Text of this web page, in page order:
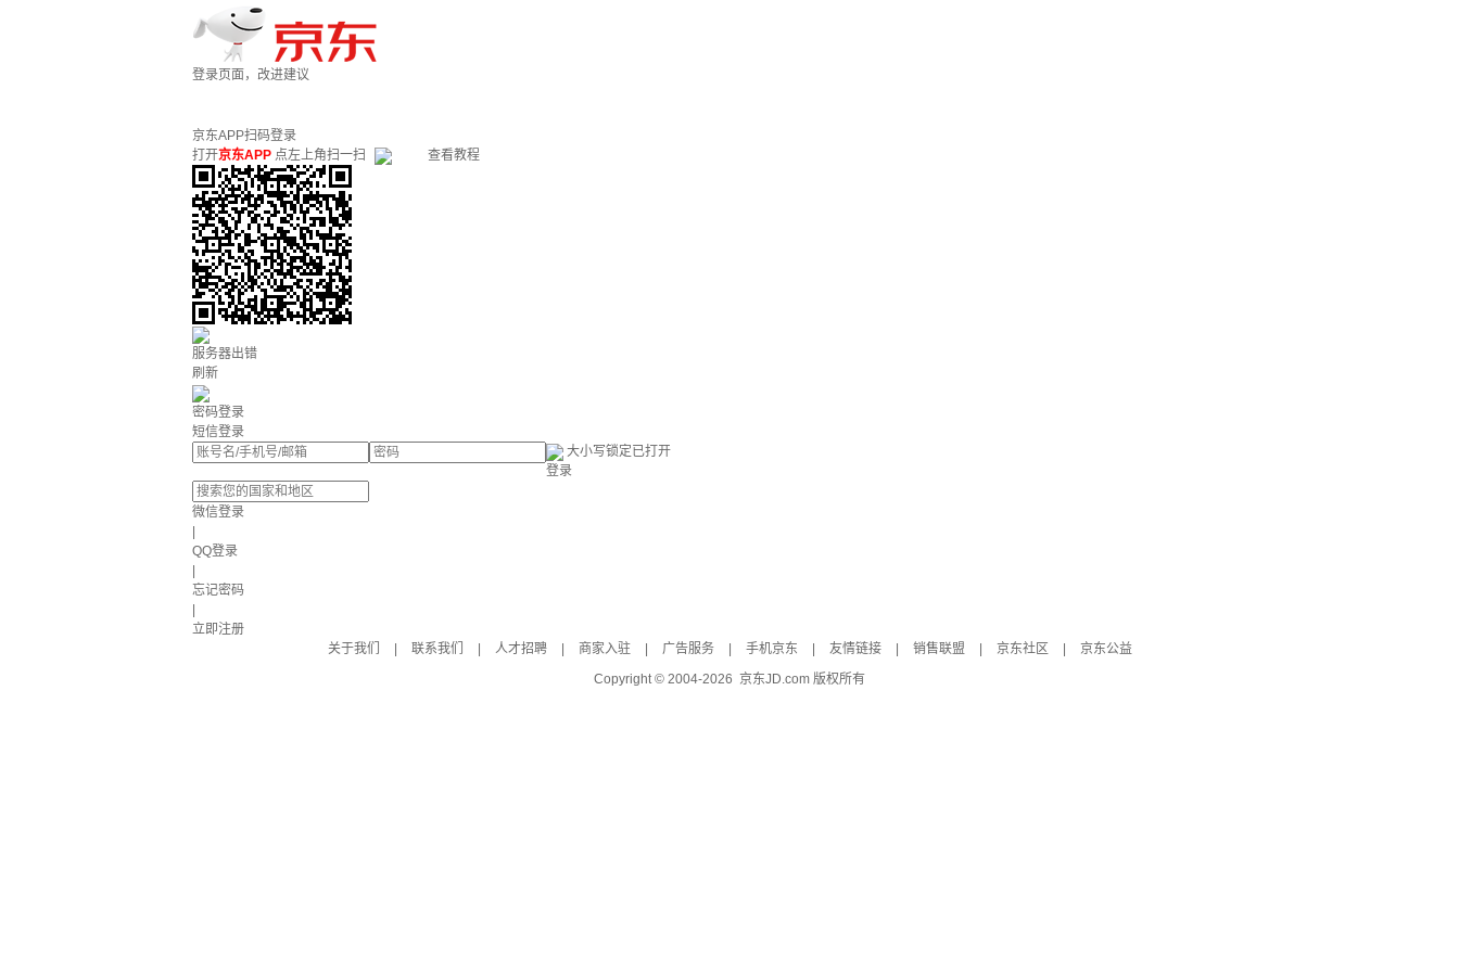
登录页面，改进建议
京东APP扫码登录
打开京东APP 点左上角扫一扫 查看教程
服务器出错
刷新
密码登录
短信登录
大小写锁定已打开
登录
微信登录
QQ登录
忘记密码
立即注册
关于我们
联系我们 人才招聘 商家入驻 广告服务 手机京东 友情链接 销售联盟 京东社区
京东公益
Copyright © 2004-2026 京东JD.com 版权所有